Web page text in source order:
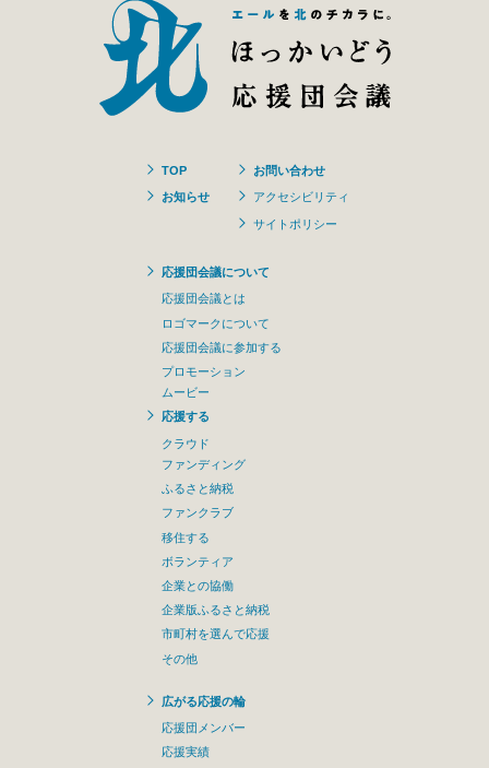
TOP
お知らせ
お問い合わせ
アクセシビリティ
サイトポリシー
応援団会議について
応援団会議とは
ロゴマークについて
応援団会議に参加する
プロモーション
ムービー
応援する
クラウド
ファンディング
ふるさと納税
ファンクラブ
移住する
ボランティア
企業との協働
企業版ふるさと納税
市町村を選んで応援
その他
広がる応援の輪
応援団メンバー
応援実績